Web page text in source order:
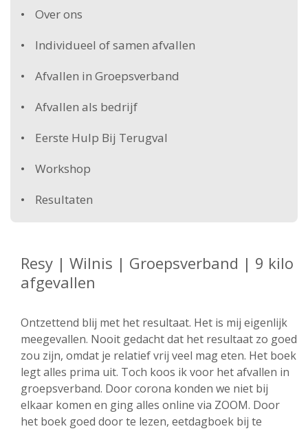
Over ons
Individueel of samen afvallen
Afvallen in Groepsverband
Afvallen als bedrijf
Eerste Hulp Bij Terugval
Workshop
Resultaten
Resy | Wilnis | Groepsverband | 9 kilo
afgevallen
Ontzettend blij met het resultaat. Het is mij eigenlijk
meegevallen. Nooit gedacht dat het resultaat zo goed
zou zijn, omdat je relatief vrij veel mag eten. Het boek
legt alles prima uit. Toch koos ik voor het afvallen in
groepsverband. Door corona konden we niet bij
elkaar komen en ging alles online via ZOOM. Door
het boek goed door te lezen, eetdagboek bij te